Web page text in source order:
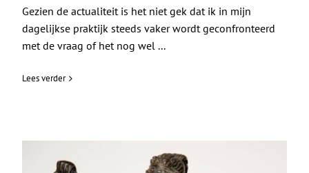
Gezien de actualiteit is het niet gek dat ik in mijn
dagelijkse praktijk steeds vaker wordt geconfronteerd
met de vraag of het nog wel ...
Lees verder